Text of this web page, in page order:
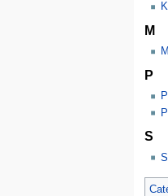
M
P
S